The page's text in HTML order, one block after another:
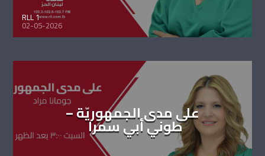
RLL 1
02-05-2026
على مدى الجمهوريّة –
طوني أبي سمرا